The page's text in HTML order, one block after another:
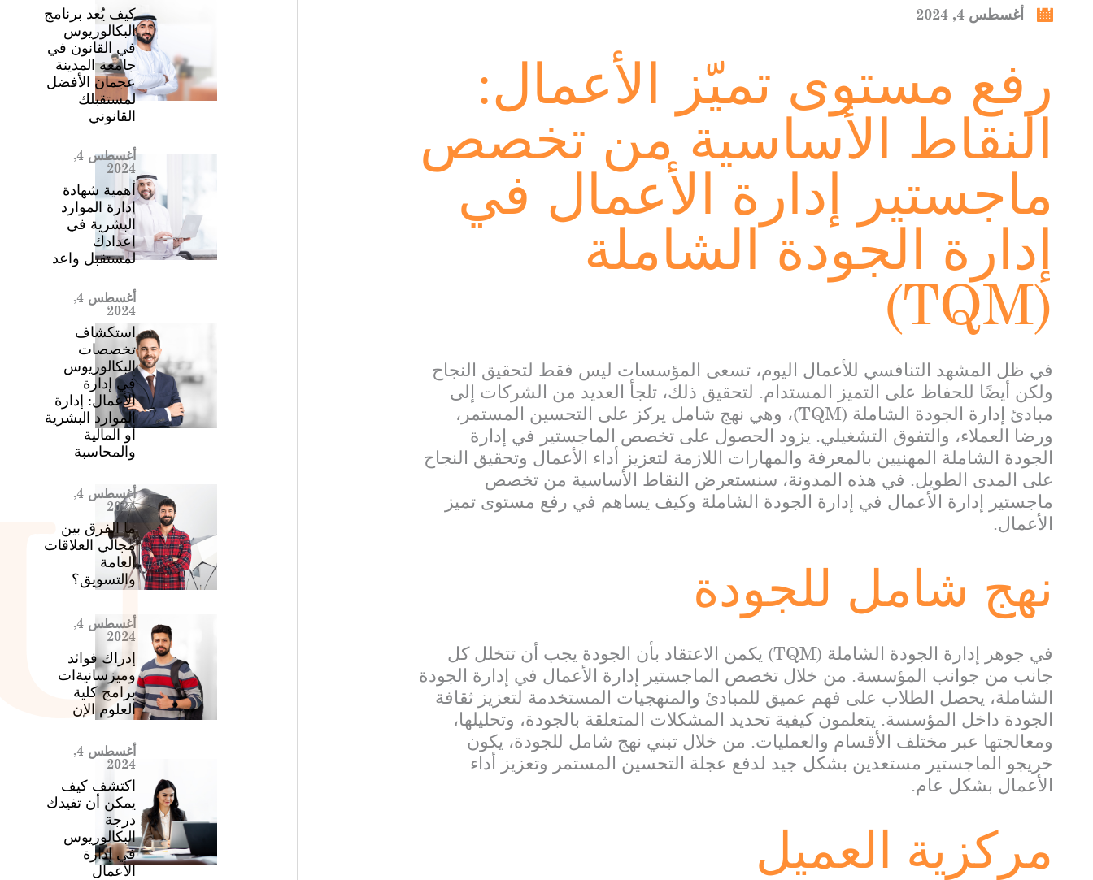
أغسطس 4, 2024
رفع مستوى تميّز الأعمال:
النقاط الأساسية من تخصص
ماجستير إدارة الأعمال في
إدارة الجودة الشاملة
(TQM)
في ظل المشهد التنافسي للأعمال اليوم، تسعى المؤسسات ليس فقط لتحقيق النجاح
ولكن أيضًا للحفاظ على التميز المستدام. لتحقيق ذلك، تلجأ العديد من الشركات إلى
مبادئ إدارة الجودة الشاملة (TQM)، وهي نهج شامل يركز على التحسين المستمر،
ورضا العملاء، والتفوق التشغيلي. يزود الحصول على تخصص الماجستير في إدارة
الجودة الشاملة المهنيين بالمعرفة والمهارات اللازمة لتعزيز أداء الأعمال وتحقيق النجاح
على المدى الطويل. في هذه المدونة، سنستعرض النقاط الأساسية من تخصص
ماجستير إدارة الأعمال في إدارة الجودة الشاملة وكيف يساهم في رفع مستوى تميز
الأعمال.
نهج شامل للجودة
في جوهر إدارة الجودة الشاملة (TQM) يكمن الاعتقاد بأن الجودة يجب أن تتخلل كل
جانب من جوانب المؤسسة. من خلال تخصص الماجستير إدارة الأعمال في إدارة الجودة
الشاملة، يحصل الطلاب على فهم عميق للمبادئ والمنهجيات المستخدمة لتعزيز ثقافة
الجودة داخل المؤسسة. يتعلمون كيفية تحديد المشكلات المتعلقة بالجودة، وتحليلها،
ومعالجتها عبر مختلف الأقسام والعمليات. من خلال تبني نهج شامل للجودة، يكون
خريجو الماجستير مستعدين بشكل جيد لدفع عجلة التحسين المستمر وتعزيز أداء
الأعمال بشكل عام.
مركزية العميل
كيف يُعد برنامج
البكالوريوس
في القانون في
جامعة المدينة
عجمان الأفضل
لمستقبلك
القانوني
أغسطس 4,
2024
أهمية شهادة
إدارة الموارد
البشرية في
إعدادك
لمستقبل واعد
أغسطس 4,
2024
استكشاف
تخصصات
البكالوريوس
في إدارة
الأعمال: إدارة
الموارد البشرية
أو المالية
والمحاسبة
أغسطس 4,
2024
ما الفرق بين
مجالي العلاقات
العامة
والتسويق؟
أغسطس 4,
2024
إدراك فوائد
وميزسانيةات
برامج كلية
العلوم الإن
أغسطس 4,
2024
اكتشف كيف
يمكن أن تفيدك
درجة
البكالوريوس
في إدارة
الأعمال